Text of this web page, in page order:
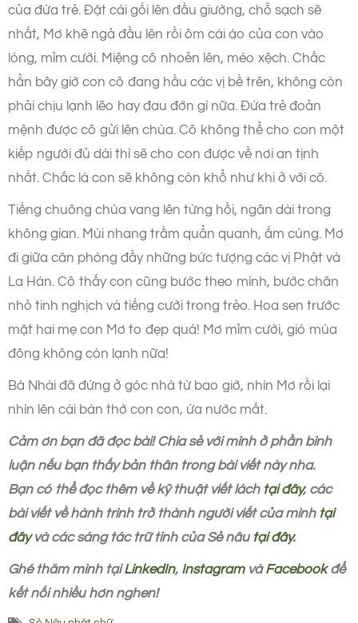
của đứa trẻ. Đặt cái gối lên đầu giường, chỗ sạch sẽ
nhất, Mơ khẽ ngả đầu lên rồi ôm cái áo của con vào
lòng, mỉm cười. Miệng cô nhoẻn lên, méo xệch. Chắc
hẳn bây giờ con cô đang hầu các vị bề trên, không còn
phải chịu lạnh lẽo hay đau đớn gì nữa. Đứa trẻ đoản
mệnh được cô gửi lên chùa. Cô không thể cho con một
kiếp người đủ dài thì sẽ cho con được về nơi an tịnh
nhất. Chắc là con sẽ không còn khổ như khi ở với cô.
Tiếng chuông chùa vang lên từng hồi, ngân dài trong
không gian. Mùi nhang trầm quẩn quanh, ấm cúng. Mơ
đi giữa căn phòng đầy những bức tượng các vị Phật và
La Hán. Cô thấy con cũng bước theo mình, bước chân
nhỏ tinh nghịch và tiếng cười trong trẻo. Hoa sen trước
mặt hai mẹ con Mơ to đẹp quá! Mơ mỉm cười, gió mùa
đông không còn lạnh nữa!
Bà Nhài đã đứng ở góc nhà từ bao giờ, nhìn Mơ rồi lại
nhìn lên cái bàn thờ con con, ứa nước mắt.
Cảm ơn bạn đã đọc bài! Chia sẻ với mình ở phần bình
luận nếu bạn thấy bản thân trong bài viết này nha.
Bạn có thể đọc thêm về kỹ thuật viết lách tại đây, các
bài viết về hành trình trở thành người viết của mình tại
đâyvà các sáng tác trữ tình của Sẻ nâu tại đây.
Ghé thăm mình tạiLinkedIn, InstagramvàFacebookđể
kết nối nhiều hơn nghen!